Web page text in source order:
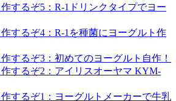
するぞ5：R-1ドリンクタイプでヨー
するぞ4：R-1を種菌にヨーグルト作
するぞ3：初めてのヨーグルト自作！
するぞ2：アイリスオーヤマ KYM-
するぞ1：ヨーグルトメーカーで牛乳